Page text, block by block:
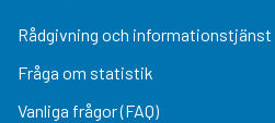
Rådgivning och informationstjänst
Fråga om statistik
Vanliga frågor (FAQ)